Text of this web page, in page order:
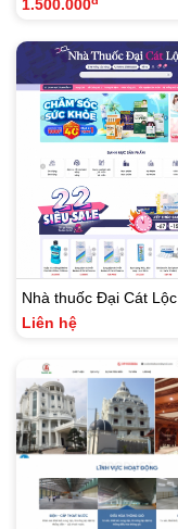
1.500.000
Nhà thuốc Đại Cát Lộc
Liên hệ